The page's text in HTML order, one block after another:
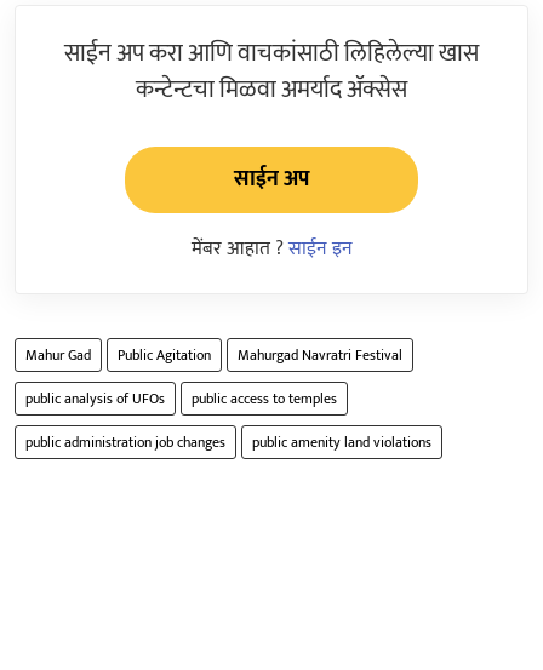
साईन अप करा आणि वाचकांसाठी लिहिलेल्या खास
कन्टेन्टचा मिळवा अमर्याद ॲक्सेस
साईन अप
मेंबर आहात ?साईन इन
Mahur Gad Public Agitation
Mahurgad Navratri Festival
public analysis of UFOs
public access to temples
public administration job changes
public amenity land violations